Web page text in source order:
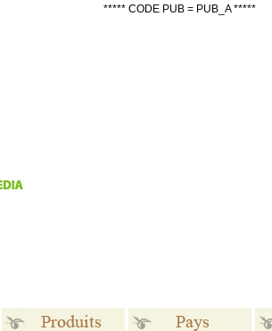
***** CODE PUB = PUB_A *****